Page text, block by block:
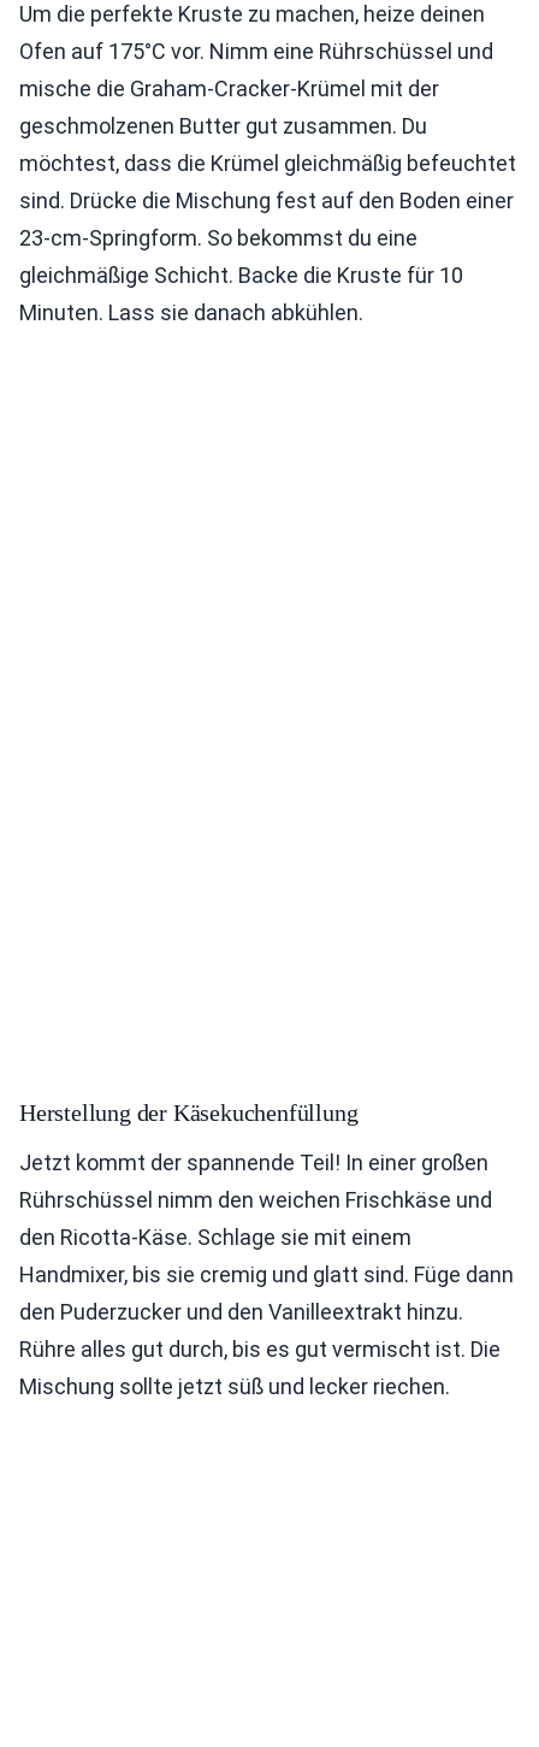
Um die perfekte Kruste zu machen, heize deinen
Ofen auf 175°C vor. Nimm eine Rührschüssel und
mische die Graham-Cracker-Krümel mit der
geschmolzenen Butter gut zusammen. Du
möchtest, dass die Krümel gleichmäßig befeuchtet
sind. Drücke die Mischung fest auf den Boden einer
23-cm-Springform. So bekommst du eine
gleichmäßige Schicht. Backe die Kruste für 10
Minuten. Lass sie danach abkühlen.
Herstellung der Käsekuchenfüllung
Jetzt kommt der spannende Teil! In einer großen
Rührschüssel nimm den weichen Frischkäse und
den Ricotta-Käse. Schlage sie mit einem
Handmixer, bis sie cremig und glatt sind. Füge dann
den Puderzucker und den Vanilleextrakt hinzu.
Rühre alles gut durch, bis es gut vermischt ist. Die
Mischung sollte jetzt süß und lecker riechen.